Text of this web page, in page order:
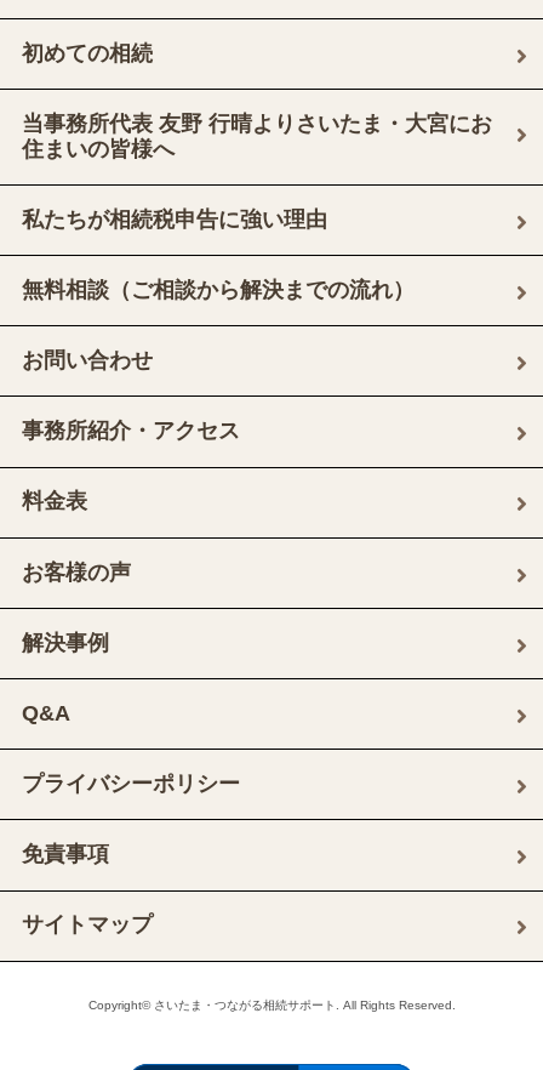
初めての相続
当事務所代表 友野 行晴よりさいたま・大宮にお
住まいの皆様へ
私たちが相続税申告に強い理由
無料相談（ご相談から解決までの流れ）
お問い合わせ
事務所紹介・アクセス
料金表
お客様の声
解決事例
Q&A
プライバシーポリシー
免責事項
サイトマップ
Copyright© さいたま・つながる相続サポート. All Rights Reserved.